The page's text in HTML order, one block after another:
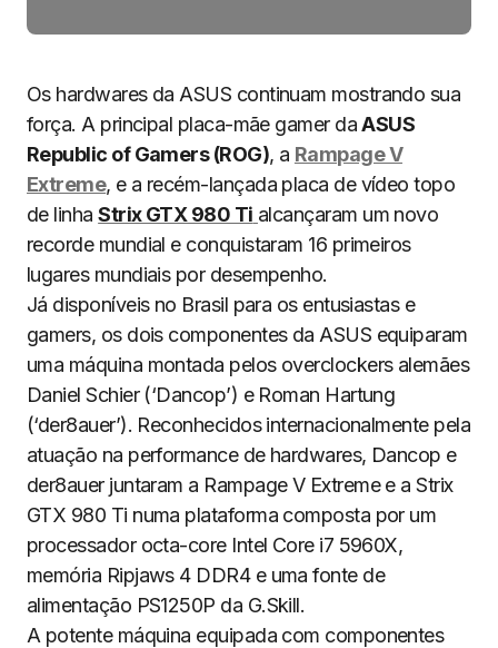
Os hardwares da ASUS continuam mostrando sua
força. A principal placa-mãe gamer daASUS
Republic of Gamers (ROG), a Rampage V
Extreme, e a recém-lançada placa de vídeo topo
de linhaStrix GTX 980 Ti alcançaram um novo
recorde mundial e conquistaram 16 primeiros
lugares mundiais por desempenho.
Já disponíveis no Brasil para os entusiastas e
gamers, os dois componentes da ASUS equiparam
uma máquina montada pelos overclockers alemães
Daniel Schier (‘Dancop’) e Roman Hartung
(‘der8auer’). Reconhecidos internacionalmente pela
atuação na performance de hardwares, Dancop e
der8auer juntaram a Rampage V Extreme e a Strix
GTX 980 Ti numa plataforma composta por um
processador octa-core Intel Core i7 5960X,
memória Ripjaws 4 DDR4 e uma fonte de
alimentação PS1250P da G.Skill.
A potente máquina equipada com componentes